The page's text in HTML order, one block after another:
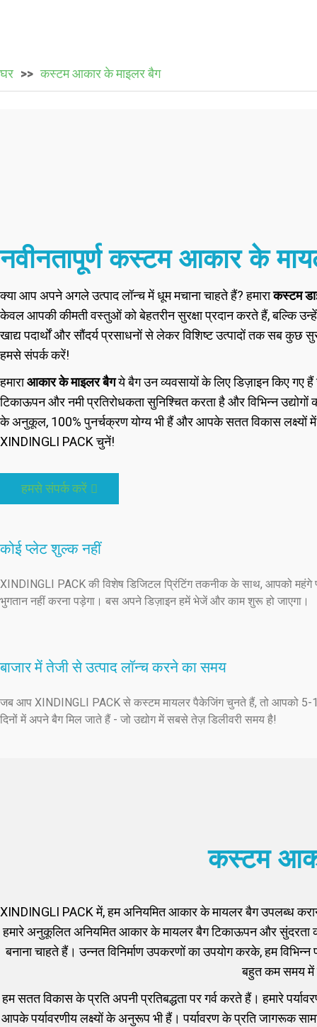
घर कस्टम आकार के माइलर बैग
नवीनतापूर्ण कस्टम आकार के
क्या आप अपने अगले उत्पाद लॉन्च में धूम मचाना चाहते हैं? हमाराकस्टम
केवल आपकी कीमती वस्तुओं को बेहतरीन सुरक्षा प्रदान करते हैं, बल्कि
खाद्य पदार्थों और सौंदर्य प्रसाधनों से लेकर विशिष्ट उत्पादों तक सब
हमसे संपर्क करें!
हमाराआकार के माइलर बैगये बैग उन व्यवसायों के लिए डिज़ाइन किए गए
टिकाऊपन और नमी प्रतिरोधकता सुनिश्चित करता है और विभिन्न
के अनुकूल, 100% पुनर्चक्रण योग्य भी हैं और आपके सतत विकास लक्ष्यों में
XINDINGLI PACK चुनें!
हमसे संपर्क करें
कोई प्लेट शुल्क नहीं
XINDINGLI PACK की विशेष डिजिटल प्रिंटिंग तकनीक के साथ, आपको
भुगतान नहीं करना पड़ेगा। बस अपने डिज़ाइन हमें भेजें और काम शुरू हो जाएगा।
बाजार में तेजी से उत्पाद लॉन्च करने का समय
जब आप XINDINGLI PACK से कस्टम मायलर पैकेजिंग चुनते हैं, तो आपको 5-
दिनों में अपने बैग मिल जाते हैं - जो उद्योग में सबसे तेज़ डिलीवरी समय है!
कस्टम
XINDINGLI PACK में, हम अनियमित आकार के मायलर बैग उपलब्ध
हमारे अनुकूलित अनियमित आकार के मायलर बैग टिकाऊपन और सुंदरता
बनाना चाहते हैं। उन्नत विनिर्माण उपकरणों का उपयोग करके, हम
बहुत कम समय में
हम सतत विकास के प्रति अपनी प्रतिबद्धता पर गर्व करते हैं। हमारे
आपके पर्यावरणीय लक्ष्यों के अनुरूप भी हैं। पर्यावरण के प्रति जागरूक